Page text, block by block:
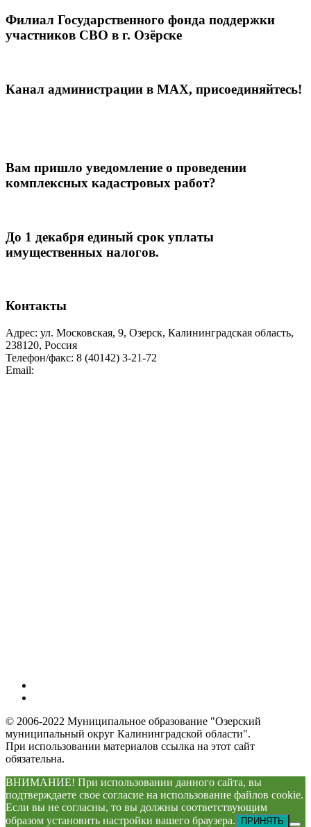
Филиал Государственного фонда поддержки
участников СВО в г. Озёрске
Канал администрации в МАХ, присоединяйтесь!
Вам пришло уведомление о проведении
комплексных кадастровых работ?
До 1 декабря единый срок уплаты
имущественных налогов.
Контакты
Адрес: ул. Московская, 9, Озерск, Калининградская область,
238120, Россия
Телефон/факс: 8 (40142) 3-21-72
Email:
© 2006-2022 Муниципальное образование "Озерский
муниципальный округ Калининградской области".
При использовании материалов ссылка на этот сайт
обязательна.
ВНИМАНИЕ! При использовании данного сайта, вы
подтверждаете свое согласие на использование файлов cookie.
Если вы не согласны, то вы должны соответствующим
образом установить настройки вашего браузера.
ПРИНЯТЬ